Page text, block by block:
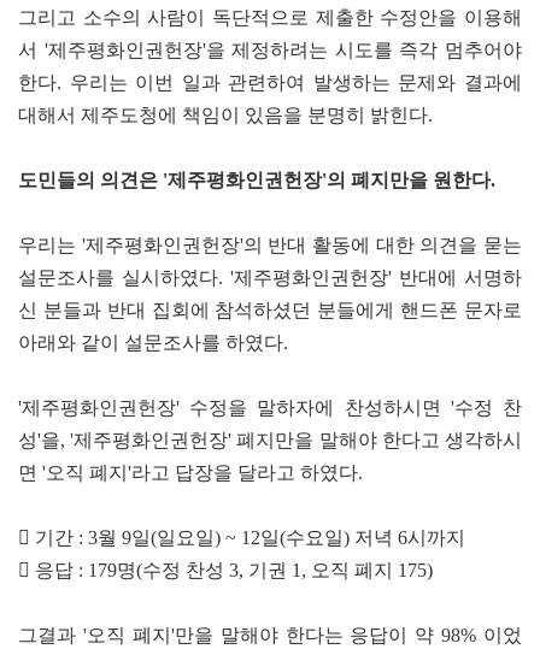
그리고 소수의 사람이 독단적으로 제출한 수정안을 이용해
서 '제주평화인권헌장'을 제정하려는 시도를 즉각 멈추어야
한다. 우리는 이번 일과 관련하여 발생하는 문제와 결과에
대해서 제주도청에 책임이 있음을 분명히 밝힌다.
도민들의 의견은 '제주평화인권헌장'의 폐지만을 원한다.
우리는 '제주평화인권헌장'의 반대 활동에 대한 의견을 묻는
설문조사를 실시하였다. '제주평화인권헌장' 반대에 서명하
신 분들과 반대 집회에 참석하셨던 분들에게 핸드폰 문자로
아래와 같이 설문조사를 하였다.
'제주평화인권헌장' 수정을 말하자에 찬성하시면 '수정 찬
성'을, '제주평화인권헌장' 폐지만을 말해야 한다고 생각하시
면 '오직 폐지'라고 답장을 달라고 하였다.
 기간 : 3월 9일(일요일) ~ 12일(수요일) 저녁 6시까지
 응답 : 179명(수정 찬성 3, 기권 1, 오직 폐지 175)
그결과 '오직 폐지'만을 말해야 한다는 응답이 약 98% 이었